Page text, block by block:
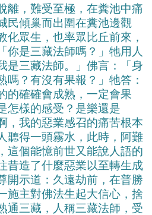
離，難受至極，在糞池中痛
民傾巢而出圍在糞池邊觀
化眾生，也率眾比丘前來，
你是三藏法師嗎？」牠用人
是三藏法師。」佛言：「身
嗎？有沒有果報？」牠答：
的確確會成熟，一定會果
怎樣的感受？是樂還是
，我的惡業感召的痛苦根本
聽得一頭霧水，此時，阿難
這個能憶前世又能說人語的
昔造了什麼惡業以至轉生成
開示道：久遠劫前，在普勝
施主對佛法生起大信心，捨
通三藏，人稱三藏法師，受